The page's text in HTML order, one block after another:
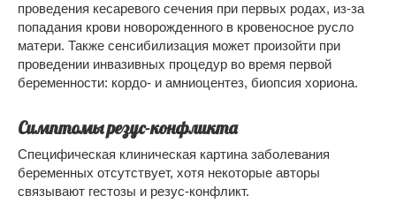
проведения кесаревого сечения при первых родах, из-за
попадания крови новорожденного в кровеносное русло
матери. Также сенсибилизация может произойти при
проведении инвазивных процедур во время первой
беременности: кордо- и амниоцентез, биопсия хориона.
Симптомы резус-конфликта
Специфическая клиническая картина заболевания
беременных отсутствует, хотя некоторые авторы
связывают гестозы и резус-конфликт.